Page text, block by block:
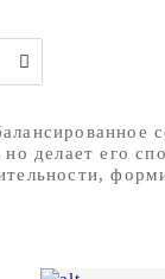
делает его